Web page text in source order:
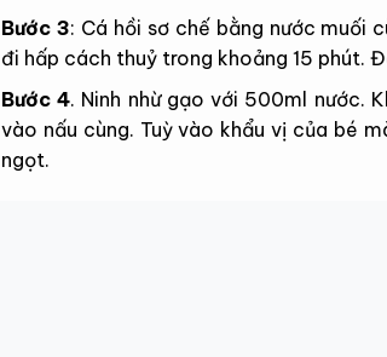
Bước 3: Cá hồi sơ chế bằng nước muối
đi hấp cách thuỷ trong khoảng 15 phút.
Bước 4. Ninh nhừ gạo với 500ml nước.
vào nấu cùng. Tuỳ vào khẩu vị của bé
ngọt.